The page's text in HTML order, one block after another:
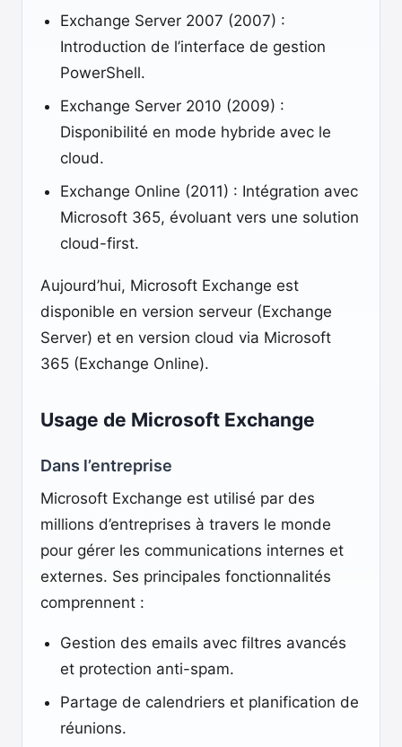
Exchange Server 2007 (2007) :
Introduction de l’interface de gestion
PowerShell.
Exchange Server 2010 (2009) :
Disponibilité en mode hybride avec le
cloud.
Exchange Online (2011) : Intégration avec
Microsoft 365, évoluant vers une solution
cloud-first.
Aujourd’hui, Microsoft Exchange est
disponible en version serveur (Exchange
Server) et en version cloud via Microsoft
365 (Exchange Online).
Usage de Microsoft Exchange
Dans l’entreprise
Microsoft Exchange est utilisé par des
millions d’entreprises à travers le monde
pour gérer les communications internes et
externes. Ses principales fonctionnalités
comprennent :
Gestion des emails avec filtres avancés
et protection anti-spam.
Partage de calendriers et planification de
réunions.